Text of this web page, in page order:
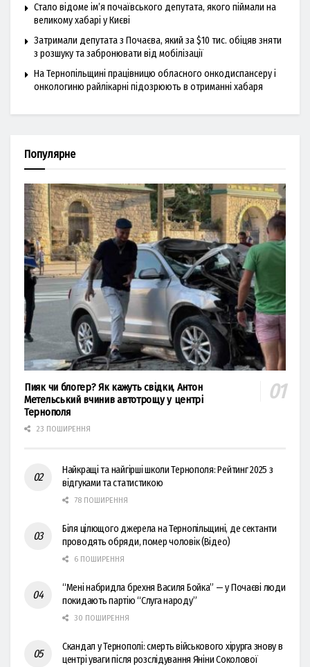
Стало відоме ім’я почаївського депутата, якого піймали на
великому хабарі у Києві
Затримали депутата з Почаєва, який за $10 тис. обіцяв зняти
з розшуку та забронювати від мобілізації
На Тернопільщині працівницю обласного онкодиспансеру і
онкологиню райлікарні підозрюють в отриманні хабаря
Популярне
Пияк чи блогер? Як кажуть свідки, Антон
Метельський вчинив автотрощу у центрі
Тернополя
23 ПОШИРЕННЯ
Найкращі та найгірші школи Тернополя: Рейтинг 2025 з
відгуками та статистикою
78 ПОШИРЕННЯ
Біля цілющого джерела на Тернопільщині, де сектанти
проводять обряди, помер чоловік (Відео)
6 ПОШИРЕННЯ
“Мені набридла брехня Василя Бойка” — у Почаєві люди
покидають партію “Слуга народу”
30 ПОШИРЕННЯ
Скандал у Тернополі: смерть військового хірурга знову в
центрі уваги після розслідування Яніни Соколової